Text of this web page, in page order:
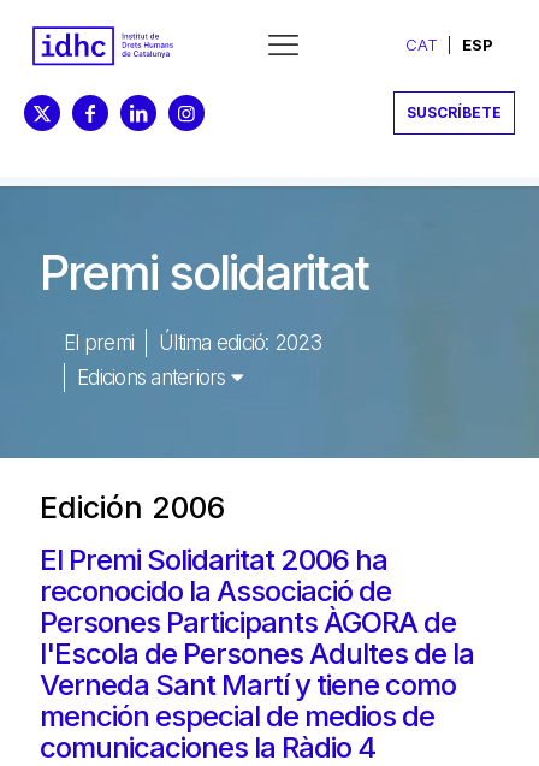
CAT ESP
SUSCRÍBETE
Premi solidaritat
El premi
Última edició: 2023
Edicions anteriors
Edición 2006
El Premi Solidaritat 2006 ha
reconocido la Associació de
Persones Participants ÀGORA de
l'Escola de Persones Adultes de la
Verneda Sant Martí y tiene como
mención especial de medios de
comunicaciones la Ràdio 4